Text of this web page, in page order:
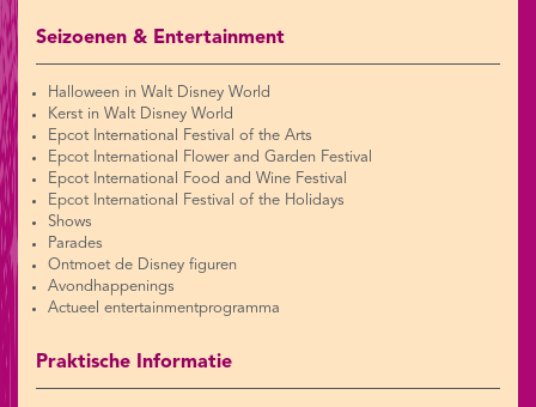
Seizoenen & Entertainment
Halloween in Walt Disney World
Kerst in Walt Disney World
Epcot International Festival of the Arts
Epcot International Flower and Garden Festival
Epcot International Food and Wine Festival
Epcot International Festival of the Holidays
Shows
Parades
Ontmoet de Disney figuren
Avondhappenings
Actueel entertainmentprogramma
Praktische Informatie